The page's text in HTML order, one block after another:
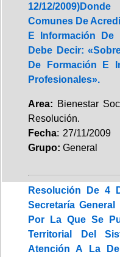
12/12/
Comunes De
E Información De
Debe Decir:
De Formación E
Profesionales».
Area: Bienestar
Resolución.
Fecha: 27/11/2009
Grupo: General
Resolución De 4
Secretaría
Por La Que Se
Territorial Del
Atención A La